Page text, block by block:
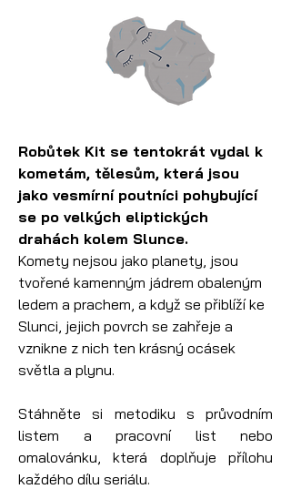
Robůtek Kit se tentokrát vydal k
kometám, tělesům, která jsou
jako vesmírní poutníci pohybující
se po velkých eliptických
drahách kolem Slunce.
Komety nejsou jako planety, jsou
tvořené kamenným jádrem obaleným
ledem a prachem, a když se přiblíží ke
Slunci, jejich povrch se zahřeje a
vznikne z nich ten krásný ocásek
světla a plynu.
Stáhněte si metodiku s průvodním
listem a pracovní list nebo
omalovánku, která doplňuje přílohu
každého dílu seriálu.